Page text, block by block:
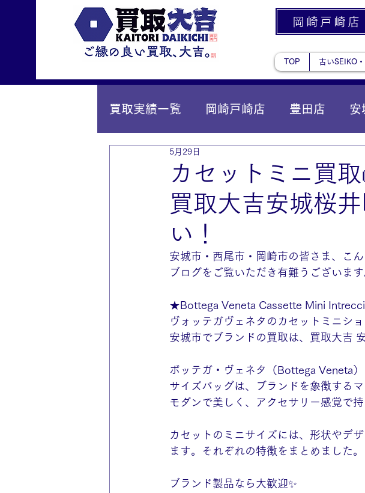
岡崎戸崎店
TOP 古いSEIKO
買取実績一覧 岡崎戸崎店 豊田店 安
IY安城店（安城桜井町店に統合）
カセットミニ買
買取大吉安城桜
い！
5月29日
安城市・西尾市・岡崎市の皆さま、こん
ブログをご覧いただき有難うございます
★Bottega Veneta Cassette Mini
ヴォッテガヴェネタのカセットミニシ
安城市でブランドの買取は、買取大吉
ボッテガ・ヴェネタ（Bottega Veneta
サイズバッグは、ブランドを象徴する
モダンで美しく、アクセサリー感覚で
カセットのミニサイズには、形状やデ
ます。それぞれの特徴をまとめました。
ブランド製品なら大歓迎✨